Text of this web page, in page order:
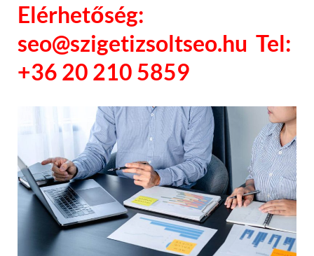
Elérhetőség:
seo@szigetizsoltseo.hu Tel:
+36 20 210 5859